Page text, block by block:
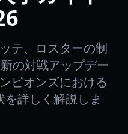
テ、ロスターの制
の対戦アップデー
ピオンズにおける
詳しく解説しま